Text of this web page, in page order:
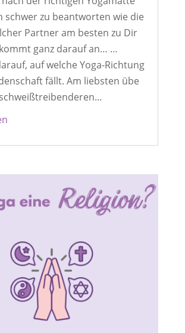
schwer zu beantworten wie die
Partner am besten zu Dir
ganz darauf an… …
auf welche Yoga-Richtung
fällt. Am liebsten übe